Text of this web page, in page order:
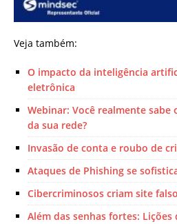
Veja também:
O impacto da inteligência
eletrônica
Webinar: Você realmente
da sua rede?
Invasão de conta e roubo de
Ataques de Phishing se
Cibercriminosos criam site
Além das senhas fortes: